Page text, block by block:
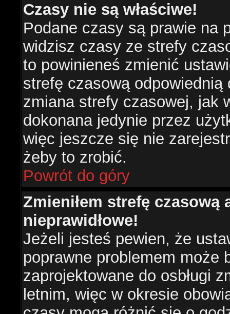
Czasy nie są właściwe!
Podane czasy są prawie na
widzisz czasy ze strefy
to powinieneś zmienić
strefę czasową
zmiana strefy czasowej, jak
dokonana jedynie przez
więc jeszcze się nie
żeby to zrobić.
Powrót do góry
Zmieniłem strefę czasową
nieprawidłowe!
Jeżeli jesteś pewien, że
poprawne problemem może
zaprojektowane do osbługi
letnim, więc w okresie